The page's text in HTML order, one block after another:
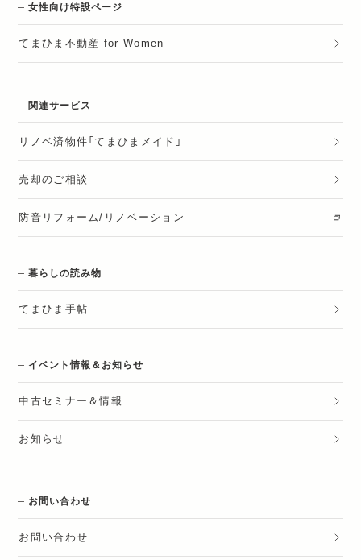
女性向け特設ページ
てまひま不動産 for Women
関連サービス
リノベ済物件「てまひまメイド」
売却のご相談
防音リフォーム/リノベーション
暮らしの読み物
てまひま手帖
イベント情報＆お知らせ
中古セミナー＆情報
お知らせ
お問い合わせ
お問い合わせ